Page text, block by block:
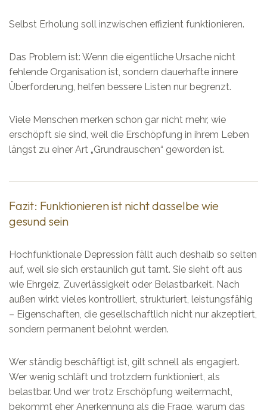
Selbst Erholung soll inzwischen effizient funktionieren.
Das Problem ist: Wenn die eigentliche Ursache nicht
fehlende Organisation ist, sondern dauerhafte innere
Überforderung, helfen bessere Listen nur begrenzt.
Viele Menschen merken schon gar nicht mehr, wie
erschöpft sie sind, weil die Erschöpfung in ihrem Leben
längst zu einer Art „Grundrauschen“ geworden ist.
Fazit: Funktionieren ist nicht dasselbe wie
gesund sein
Hochfunktionale Depression fällt auch deshalb so selten
auf, weil sie sich erstaunlich gut tarnt. Sie sieht oft aus
wie Ehrgeiz, Zuverlässigkeit oder Belastbarkeit. Nach
außen wirkt vieles kontrolliert, strukturiert, leistungsfähig
– Eigenschaften, die gesellschaftlich nicht nur akzeptiert,
sondern permanent belohnt werden.
Wer ständig beschäftigt ist, gilt schnell als engagiert.
Wer wenig schläft und trotzdem funktioniert, als
belastbar. Und wer trotz Erschöpfung weitermacht,
bekommt eher Anerkennung als die Frage, warum das